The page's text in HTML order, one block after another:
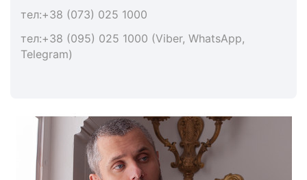
тел:+38 (073) 025 1000
тел:+38 (095) 025 1000 (Viber, WhatsApp,
Telegram)